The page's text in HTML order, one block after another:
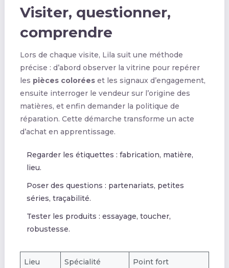
Visiter, questionner,
comprendre
Lors de chaque visite, Lila suit une méthode
précise : d’abord observer la vitrine pour repérer
les pièces coloréeset les signaux d’engagement,
ensuite interroger le vendeur sur l’origine des
matières, et enfin demander la politique de
réparation. Cette démarche transforme un acte
d’achat en apprentissage.
Regarder les étiquettes : fabrication, matière,
lieu.
Poser des questions : partenariats, petites
séries, traçabilité.
Tester les produits : essayage, toucher,
robustesse.
Lieu Spécialité Point fort